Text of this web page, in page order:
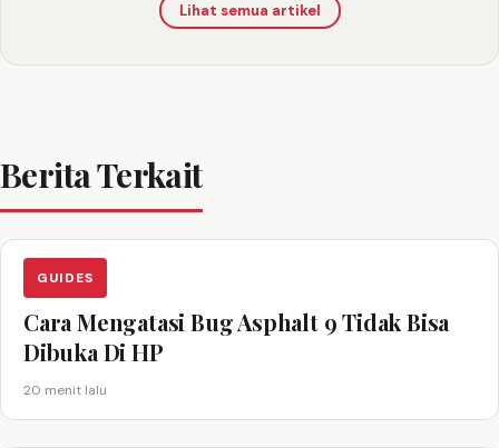
Lihat semua artikel
Berita Terkait
GUIDES
Cara Mengatasi Bug Asphalt 9 Tidak Bisa
Dibuka Di HP
20 menit lalu